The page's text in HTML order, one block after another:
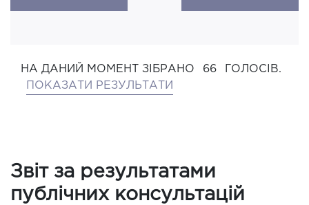
НА ДАНИЙ МОМЕНТ ЗІБРАНО 66
ГОЛОСІВ.
ПОКАЗАТИ РЕЗУЛЬТАТИ
Звіт за результатами
публічних консультацій